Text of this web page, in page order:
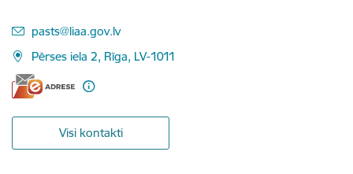
E-pasts:
pasts@liaa.gov.lv
Pērses iela 2, Rīga, LV-1011
Visi kontakti